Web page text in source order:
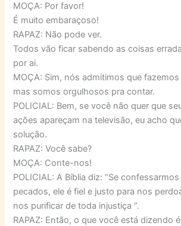
MOÇA: Por favor!
É muito embaraçoso!
RAPAZ: Não pode ver.
Todos vão ficar sabendo as coisas
por ai.
MOÇA: Sim, nós admitimos que
mas somos orgulhosos pra contar.
POLICIAL: Bem, se você não quer que
ações apareçam na televisão, eu acho
solução.
RAPAZ: Você sabe?
MOÇA: Conte-nos!
POLICIAL: A Bíblia diz: “Se
pecados, ele é fiel e justo para nos
nos purificar de toda injustiça “.
RAPAZ: Então, o que você está dizendo